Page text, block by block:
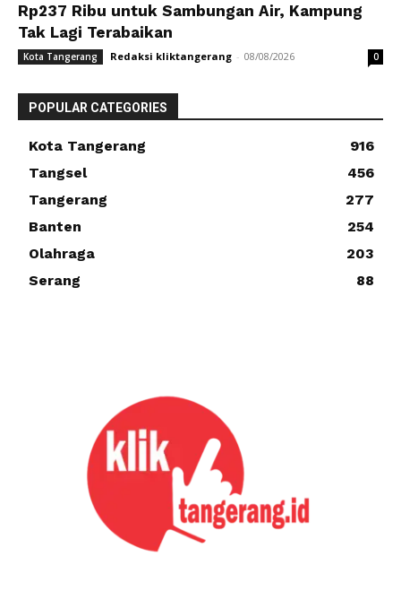
Rp237 Ribu untuk Sambungan Air, Kampung
Tak Lagi Terabaikan
Kota Tangerang Redaksi kliktangerang - 08/08/2026 0
POPULAR CATEGORIES
Kota Tangerang
916
Tangsel
456
Tangerang
277
Banten
254
Olahraga
203
Serang
88